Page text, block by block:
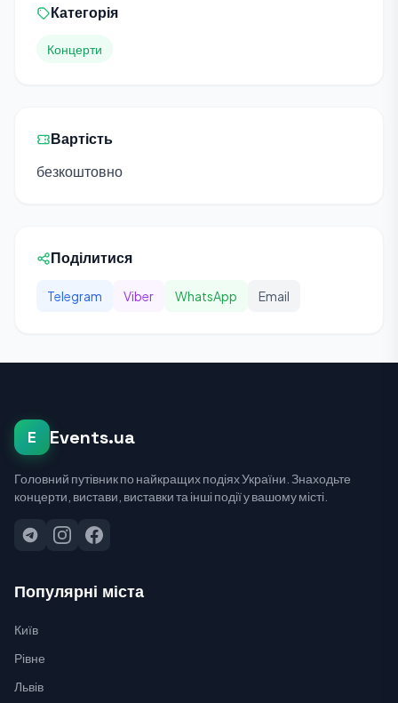
Категорія
Концерти
Вартість
безкоштовно
Поділитися
Telegram Viber WhatsApp Email
E Events.ua
Головний путівник по найкращих подіях України. Знаходьте
концерти, вистави, виставки та інші події у вашому місті.
Популярні міста
Київ
Рівне
Львів